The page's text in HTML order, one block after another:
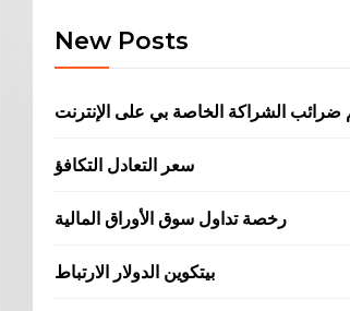
New Posts
ضرائب الشراكة الخاصة بي على الإنترنت
سعر التعادل التكافؤ
رخصة تداول سوق الأوراق المالية
بيتكوين الدولار الارتباط